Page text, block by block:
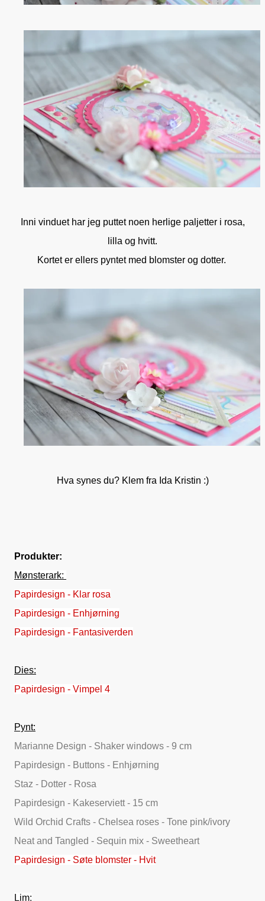
Inni vinduet har jeg puttet noen herlige paljetter i rosa,
lilla og hvitt.
Kortet er ellers pyntet med blomster og dotter.
Hva synes du? Klem fra Ida Kristin :)
Produkter:
Mønsterark:
Papirdesign - Klar rosa
Papirdesign - Enhjørning
Papirdesign - Fantasiverden
Dies:
Papirdesign - Vimpel 4
Pynt:
Marianne Design - Shaker windows - 9 cm
Papirdesign - Buttons - Enhjørning
Staz - Dotter - Rosa
Papirdesign - Kakeserviett - 15 cm
Wild Orchid Crafts - Chelsea roses - Tone pink/ivory
Neat and Tangled - Sequin mix - Sweetheart
Papirdesign - Søte blomster - Hvit
Lim: